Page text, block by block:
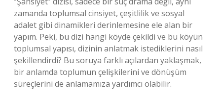
zamanda toplumsal cinsiyet, çeşitlilik ve sosyal
adalet gibi dinamikleri derinlemesine ele alan bir
yapım. Peki, bu dizi hangi köyde çekildi ve bu köyün
toplumsal yapısı, dizinin anlatmak istediklerini nasıl
şekillendirdi? Bu soruya farklı açılardan yaklaşmak,
bir anlamda toplumun çelişkilerini ve dönüşüm
süreçlerini de anlamamıza yardımcı olabilir.